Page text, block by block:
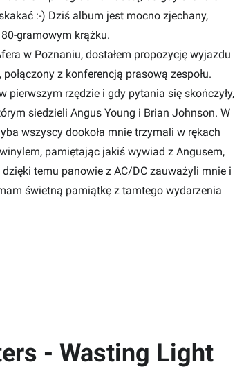
:-) Dziś album jest mocno zjechany,
gramowym krążku.
w Poznaniu, dostałem propozycję wyjazdu
z konferencją prasową zespołu.
pierwszym rzędzie i gdy pytania się skończyły,
siedzieli Angus Young i Brian Johnson. W
wszyscy dookoła mnie trzymali w rękach
pamiętając jakiś wywiad z Angusem,
temu panowie z AC/DC zauważyli mnie i
świetną pamiątkę z tamtego wydarzenia
- Wasting Light